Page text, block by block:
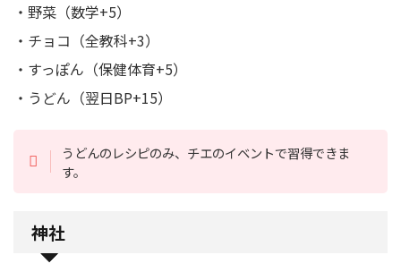
・野菜（数学+5）
・チョコ（全教科+3）
・すっぽん（保健体育+5）
・うどん（翌日BP+15）
うどんのレシピのみ、チエのイベントで習得できま
す。
神社